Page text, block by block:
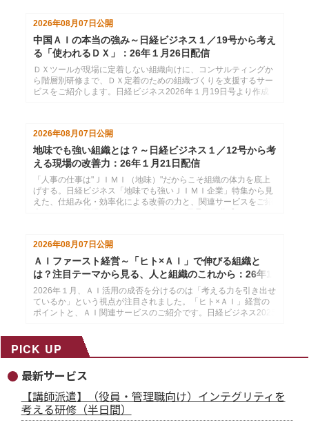
2026年08月07日公開
中国ＡＩの本当の強み～日経ビジネス１／19号から考え
る「使われるＤＸ」：26年１月26日配信
ＤＸツールが現場に定着しない組織向けに、コンサルティングか
ら階層別研修まで、ＤＸ定着のための組織づくりを支援するサー
ビスをご紹介します。日経ビジネス2026年１月19日号より作成
2026年08月07日 公開
地味でも強い組織とは？～日経ビジネス１／12号から考
える現場の改善力：26年１月21日配信
「人事の仕事は"ＪＩＭＩ（地味）"だからこそ組織の体力を底上
げする。日経ビジネス「地味でも強いＪＩＭＩ企業」特集から見
えた、仕組み化・効率化による改善の力と、関連サービスをご紹
2026年08月07日公開
ＡＩファースト経営～「ヒト×ＡＩ」で伸びる組織と
は？注目テーマから見る、人と組織のこれから：26年1
月14日配信
2026年１月、ＡＩ活用の成否を分けるのは「考える力を引き出せ
ているか」という視点が注目されました。「ヒト×ＡＩ」経営の
ポイントと、ＡＩ関連サービスのご紹介です。日経ビジネス2025
ールマガジン26年１月14配信分です。
PICK UP
最新サービス
【講師派遣】（役員・管理職向け）インテグリティを
考える研修（半日間）